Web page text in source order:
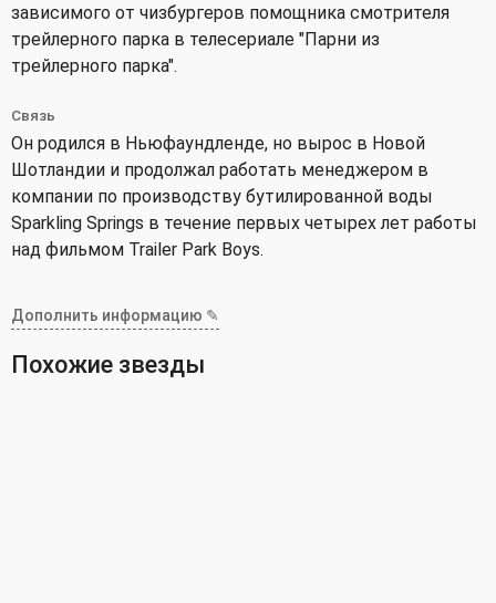
зависимого от чизбургеров помощника смотрителя
трейлерного парка в телесериале "Парни из
трейлерного парка".
Связь
Он родился в Ньюфаундленде, но вырос в Новой
Шотландии и продолжал работать менеджером в
компании по производству бутилированной воды
Sparkling Springs в течение первых четырех лет работы
над фильмом Trailer Park Boys.
Дополнить информацию ✎
Похожие звезды